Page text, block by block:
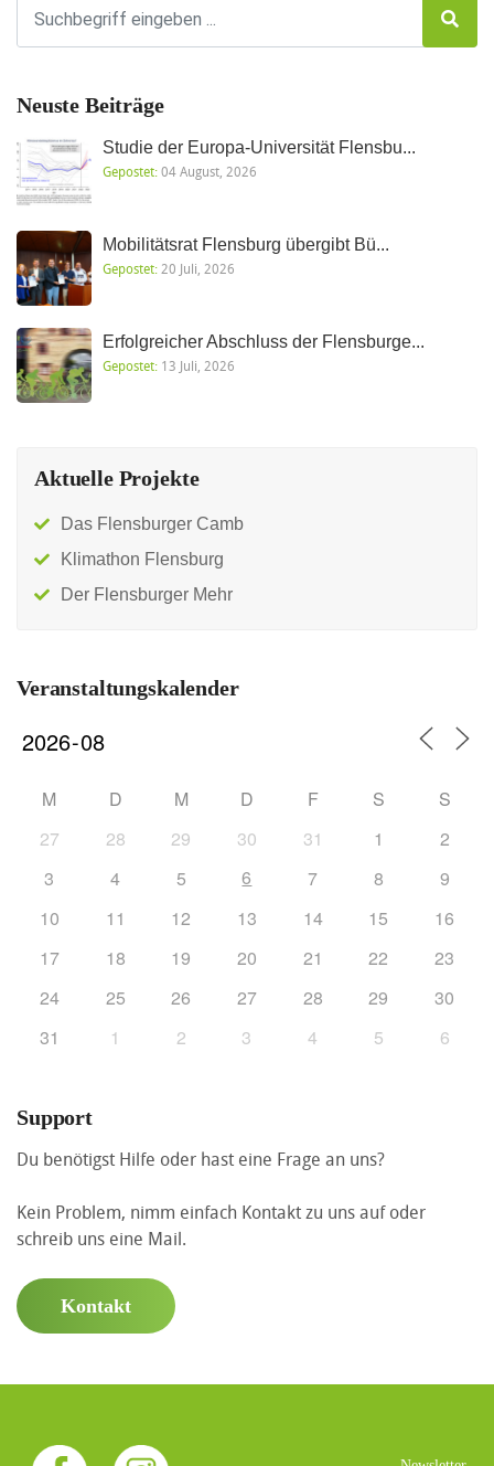
Neuste Beiträge
Studie der Europa-Universität Flensbu...
Gepostet:04 August, 2026
Mobilitätsrat Flensburg übergibt Bü...
Gepostet: 20 Juli, 2026
Erfolgreicher Abschluss der Flensburge...
Gepostet: 13 Juli, 2026
Aktuelle Projekte
Das Flensburger Camb
Klimathon Flensburg
Der Flensburger Mehr
Veranstaltungskalender
M D M D F S
S
27
28 29 30 31 1
2
3
4 5 6 7 8
9
10
11 12 13 14 15
16
17
18 19 20 21 22
23
24
25 26 27 28 29
30
31
1 2 3 4 5 6
Support
Du benötigst Hilfe oder hast eine Frage an uns?
Kein Problem, nimm einfach Kontakt zu uns auf oder
schreib uns eine Mail.
Kontakt